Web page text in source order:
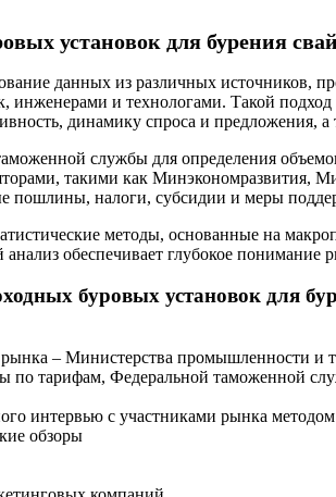
установок для бурения свай
данных из различных источников,
инженерами и технологами. Такой
динамику спроса и предложения,
службы для определения
такими как Минэкономразвития,
пошлины, налоги, субсидии и меры
методы, основанные на
обеспечивает глубокое
буровых установок для
– Министерства промышленности и
по тарифам, Федеральной таможенной
интервью с участниками рынка
обзоры